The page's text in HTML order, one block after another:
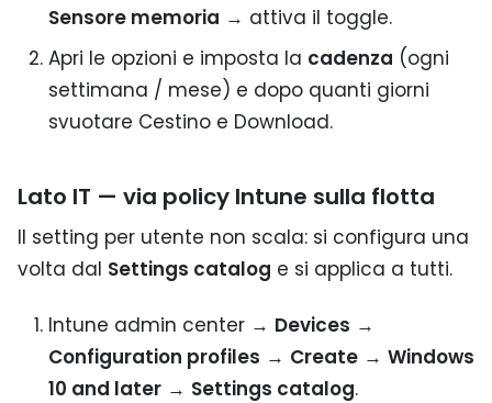
Sensore memoria → attiva il toggle.
Apri le opzioni e imposta la cadenza (ogni
settimana / mese) e dopo quanti giorni
svuotare Cestino e Download.
Lato IT — via policy Intune sulla flotta
Il setting per utente non scala: si configura una
volta dal Settings catalog e si applica a tutti.
Intune admin center → Devices →
Configuration profiles → Create→ Windows
10 and later→ Settings catalog.